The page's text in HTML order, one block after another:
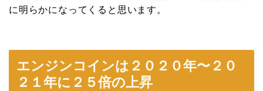
に明らかになってくると思います。
エンジンコインは２０２０年〜２０
２１年に２５倍の上昇